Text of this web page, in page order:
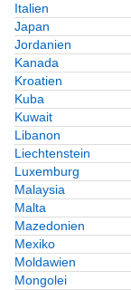
Italien
Japan
Jordanien
Kanada
Kroatien
Kuba
Kuwait
Libanon
Liechtenstein
Luxemburg
Malaysia
Malta
Mazedonien
Mexiko
Moldawien
Mongolei